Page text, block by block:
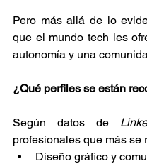
Pero más allá de lo
que el mundo tech les
autonomía y una
¿Qué perfiles se están
Según datos de
profesionales que más se
Diseño gráfico y